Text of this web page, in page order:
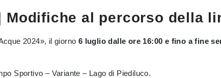
al percorso della
2024», il giorno 6 luglio dalle ore 16:00 e fino a fine
Sportivo – Variante – Lago di Piediluco.